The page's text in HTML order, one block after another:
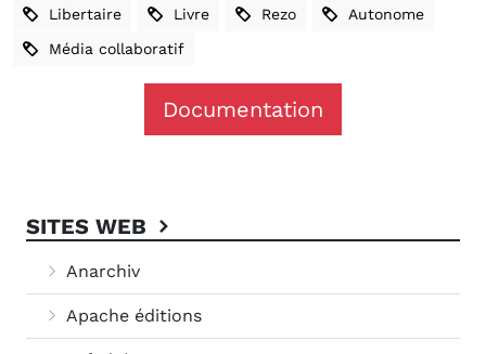
Libertaire Livre Rezo Autonome
Média collaboratif
Documentation
SITES WEB
Anarchiv
Apache éditions